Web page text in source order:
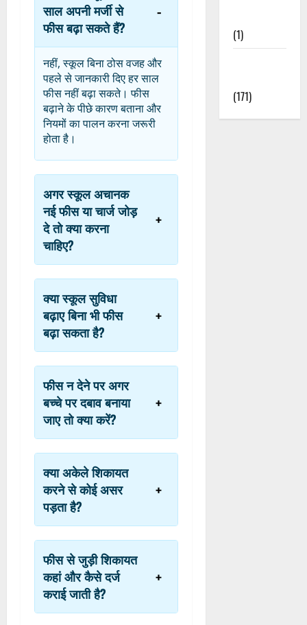
साल अपनी मर्जी से
फीस बढ़ा सकते हैं?
नहीं, स्कूल बिना ठोस वजह और
पहले से जानकारी दिए हर साल
फीस नहीं बढ़ा सकते। फीस
बढ़ाने के पीछे कारण बताना और
नियमों का पालन करना जरूरी
होता है।
अगर स्कूल अचानक
नई फीस या चार्ज जोड़
दे तो क्या करना
चाहिए?
क्या स्कूल सुविधा
बढ़ाए बिना भी फीस
बढ़ा सकता है?
फीस न देने पर अगर
बच्चे पर दबाव बनाया
जाए तो क्या करें?
क्या अकेले शिकायत
करने से कोई असर
पड़ता है?
फीस से जुड़ी शिकायत
कहां और कैसे दर्ज
कराई जाती है?
(1)
(171)